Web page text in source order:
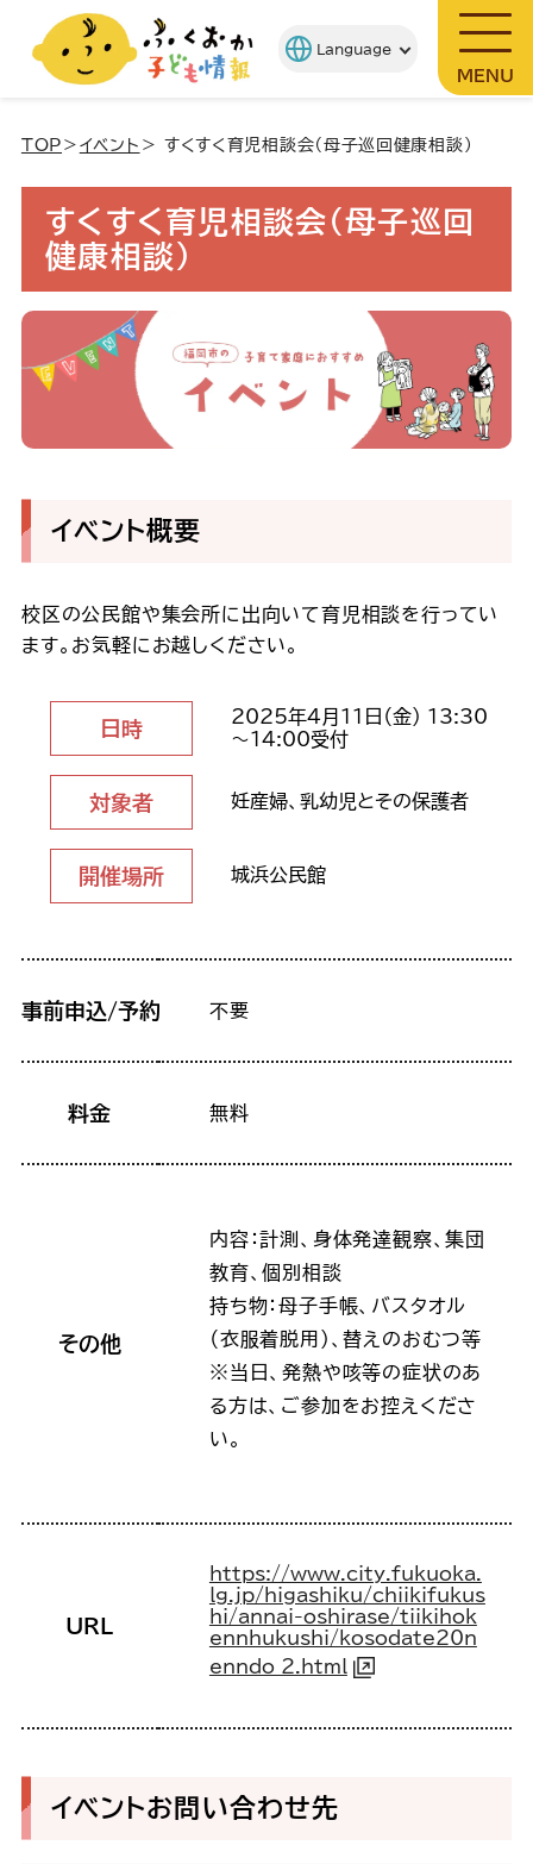
MENU
TOP ＞ イベント ＞ すくすく育児相談会（母子巡回健康相談）
すくすく育児相談会（母子巡回
健康相談）
イベント概要
校区の公民館や集会所に出向いて育児相談を行ってい
ます。お気軽にお越しください。
日時
2025年4月11日（金） 13:30
～14:00受付
対象者 妊産婦、乳幼児とその保護者
開催場所 城浜公民館
事前申込/予約 不要
料金 無料
その他
内容：計測、身体発達観察、集団
教育、個別相談
持ち物：母子手帳、バスタオル
（衣服着脱用）、替えのおむつ等
※当日、発熱や咳等の症状のあ
る方は、ご参加をお控えくださ
い。
URL
https://www.city.fukuoka.
lg.jp/higashiku/chiikifukus
hi/annai-oshirase/tiikihok
ennhukushi/kosodate20n
enndo_2.html
イベントお問い合わせ先